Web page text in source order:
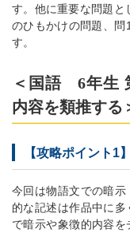
す。他に重要な問題と
のひもかけの問題、
す。
＜国語 6年生
内容を類推する
【攻略ポイント1】
今回は物語文での暗
的な記述は作品中に
で暗示や象徴的内容